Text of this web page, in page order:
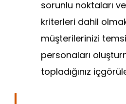
sorunlu noktaları
kriterleri dahil
müşterilerinizi
personaları
topladığınız